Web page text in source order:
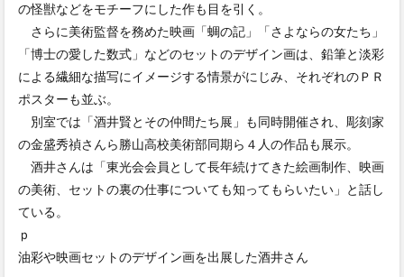
の怪獣などをモチーフにした作も目を引く。
さらに美術監督を務めた映画「蜩の記」「さよならの女たち」
「博士の愛した数式」などのセットのデザイン画は、鉛筆と淡彩
による繊細な描写にイメージする情景がにじみ、それぞれのＰＲ
ポスターも並ぶ。
別室では「酒井賢とその仲間たち展」も同時開催され、彫刻家
の金盛秀禎さんら勝山高校美術部同期ら４人の作品も展示。
酒井さんは「東光会会員として長年続けてきた絵画制作、映画
の美術、セットの裏の仕事についても知ってもらいたい」と話し
ている。
ｐ
油彩や映画セットのデザイン画を出展した酒井さん